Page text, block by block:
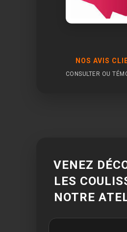
NOS AVIS
CONSULTER OU
VENEZ
LES
NOTRE